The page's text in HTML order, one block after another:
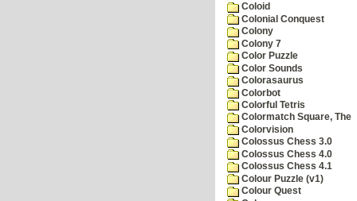
Coloid
Colonial Conquest
Colony
Colony 7
Color Puzzle
Color Sounds
Colorasaurus
Colorbot
Colorful Tetris
Colormatch Square, The
Colorvision
Colossus Chess 3.0
Colossus Chess 4.0
Colossus Chess 4.1
Colour Puzzle (v1)
Colour Quest